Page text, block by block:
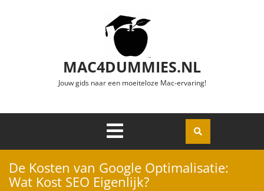
MAC4DUMMIES.NL
Jouw gids naar een moeiteloze Mac-ervaring!
Openen
De Kosten van Google Optimalisatie:
Wat Kost SEO Eigenlijk?